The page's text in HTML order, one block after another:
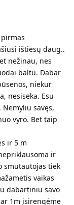
ištiesų daug..
nežinau, nes
baltu. Dabar
niekur
nesiseka. Esu
savęs,
vyro. Bet taip
ir 5 m
ir
smutautojas tiek
vaikas
dabartiniu savo
1m įsirengėme